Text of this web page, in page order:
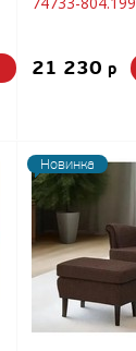
21 230 p
Новинка